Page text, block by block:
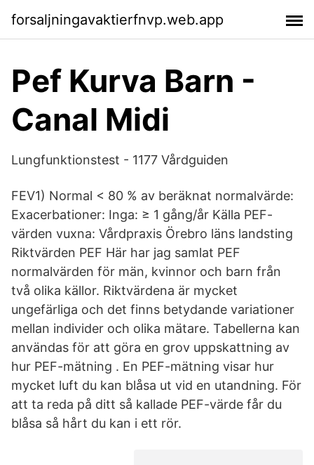
forsaljningavaktierfnvp.web.app
Pef Kurva Barn -
Canal Midi
Lungfunktionstest - 1177 Vårdguiden
FEV1) Normal < 80 % av beräknat normalvärde:
Exacerbationer: Inga: ≥ 1 gång/år Källa PEF-
värden vuxna: Vårdpraxis Örebro läns landsting
Riktvärden PEF Här har jag samlat PEF
normalvärden för män, kvinnor och barn från
två olika källor. Riktvärdena är mycket
ungefärliga och det finns betydande variationer
mellan individer och olika mätare. Tabellerna kan
användas för att göra en grov uppskattning av
hur PEF-mätning . En PEF-mätning visar hur
mycket luft du kan blåsa ut vid en utandning. För
att ta reda på ditt så kallade PEF-värde får du
blåsa så hårt du kan i ett rör.